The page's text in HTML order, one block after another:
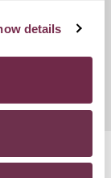
details